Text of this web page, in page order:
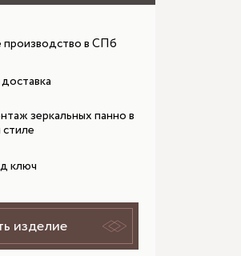
в СПб
зеркальных панно в
ключ
изделие